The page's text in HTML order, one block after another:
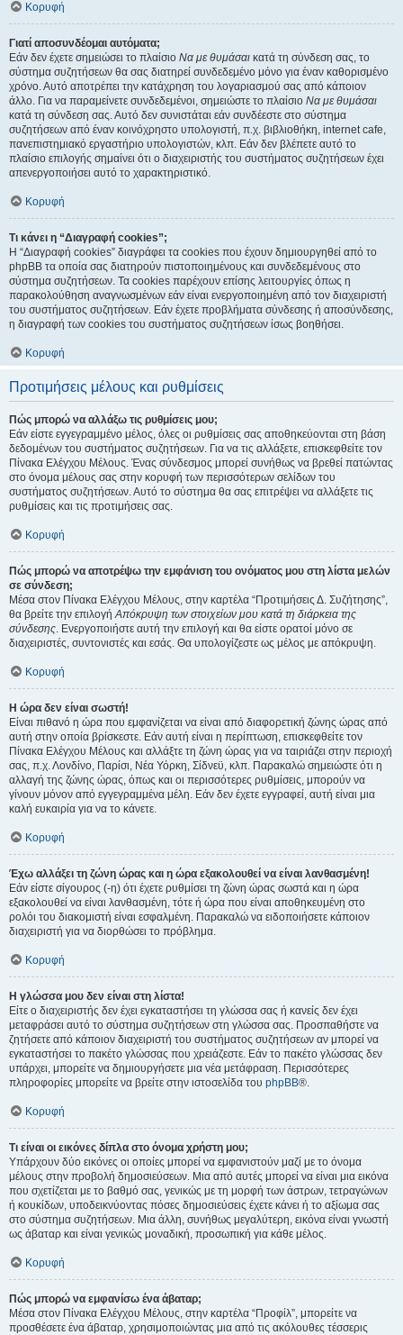
Κορυφή
Γιατί αποσυνδέομαι αυτόματα;
Εάν δεν έχετε σημειώσει το πλαίσιο Να με θυμάσαι κατά τη σύνδεση σας, το
σύστημα συζητήσεων θα σας διατηρεί συνδεδεμένο μόνο για έναν καθορισμένο
χρόνο. Αυτό αποτρέπει την κατάχρηση του λογαριασμού σας από κάποιον
άλλο. Για να παραμείνετε συνδεδεμένοι, σημειώστε το πλαίσιο Να με θυμάσαι
κατά τη σύνδεση σας. Αυτό δεν συνιστάται εάν συνδέεστε στο σύστημα
συζητήσεων από έναν κοινόχρηστο υπολογιστή, π.χ. βιβλιοθήκη, internet cafe,
πανεπιστημιακό εργαστήριο υπολογιστών, κλπ. Εάν δεν βλέπετε αυτό το
πλαίσιο επιλογής σημαίνει ότι ο διαχειριστής του συστήματος συζητήσεων έχει
απενεργοποιήσει αυτό το χαρακτηριστικό.
Κορυφή
Τι κάνει η “Διαγραφή cookies”;
Η “Διαγραφή cookies” διαγράφει τα cookies που έχουν δημιουργηθεί από το
phpBB τα οποία σας διατηρούν πιστοποιημένους και συνδεδεμένους στο
σύστημα συζητήσεων. Τα cookies παρέχουν επίσης λειτουργίες όπως η
παρακολούθηση αναγνωσμένων εάν είναι ενεργοποιημένη από τον διαχειριστή
του συστήματος συζητήσεων. Εάν έχετε προβλήματα σύνδεσης ή αποσύνδεσης,
η διαγραφή των cookies του συστήματος συζητήσεων ίσως βοηθήσει.
Κορυφή
Προτιμήσεις μέλους και ρυθμίσεις
Πώς μπορώ να αλλάξω τις ρυθμίσεις μου;
Εάν είστε εγγεγραμμένο μέλος, όλες οι ρυθμίσεις σας αποθηκεύονται στη βάση
δεδομένων του συστήματος συζητήσεων. Για να τις αλλάξετε, επισκεφθείτε τον
Πίνακα Ελέγχου Μέλους. Ένας σύνδεσμος μπορεί συνήθως να βρεθεί πατώντας
στο όνομα μέλους σας στην κορυφή των περισσότερων σελίδων του
συστήματος συζητήσεων. Αυτό το σύστημα θα σας επιτρέψει να αλλάξετε τις
ρυθμίσεις και τις προτιμήσεις σας.
Κορυφή
Πώς μπορώ να αποτρέψω την εμφάνιση του ονόματος μου στη λίστα μελών
σε σύνδεση;
Μέσα στον Πίνακα Ελέγχου Μέλους, στην καρτέλα “Προτιμήσεις Δ. Συζήτησης”,
θα βρείτε την επιλογήΑπόκρυψη των στοιχείων μου κατά τη διάρκεια της
σύνδεσης. Ενεργοποιήστε αυτή την επιλογή και θα είστε ορατοί μόνο σε
διαχειριστές, συντονιστές και εσάς. Θα υπολογίζεστε ως μέλος με απόκρυψη.
Κορυφή
Η ώρα δεν είναι σωστή!
Είναι πιθανό η ώρα που εμφανίζεται να είναι από διαφορετική ζώνης ώρας από
αυτή στην οποία βρίσκεστε. Εάν αυτή είναι η περίπτωση, επισκεφθείτε τον
Πίνακα Ελέγχου Μέλους και αλλάξτε τη ζώνη ώρας για να ταιριάζει στην περιοχή
σας, π.χ. Λονδίνο, Παρίσι, Νέα Υόρκη, Σίδνεϋ, κλπ. Παρακαλώ σημειώστε ότι η
αλλαγή της ζώνης ώρας, όπως και οι περισσότερες ρυθμίσεις, μπορούν να
γίνουν μόνον από εγγεγραμμένα μέλη. Εάν δεν έχετε εγγραφεί, αυτή είναι μια
καλή ευκαιρία για να το κάνετε.
Κορυφή
Έχω αλλάξει τη ζώνη ώρας και η ώρα εξακολουθεί να είναι λανθασμένη!
Εάν είστε σίγουρος (-η) ότι έχετε ρυθμίσει τη ζώνη ώρας σωστά και η ώρα
εξακολουθεί να είναι λανθασμένη, τότε ή ώρα που είναι αποθηκευμένη στο
ρολόι του διακομιστή είναι εσφαλμένη. Παρακαλώ να ειδοποιήσετε κάποιον
διαχειριστή για να διορθώσει το πρόβλημα.
Κορυφή
Η γλώσσα μου δεν είναι στη λίστα!
Είτε ο διαχειριστής δεν έχει εγκαταστήσει τη γλώσσα σας ή κανείς δεν έχει
μεταφράσει αυτό το σύστημα συζητήσεων στη γλώσσα σας. Προσπαθήστε να
ζητήσετε από κάποιον διαχειριστή του συστήματος συζητήσεων αν μπορεί να
εγκαταστήσει το πακέτο γλώσσας που χρειάζεστε. Εάν το πακέτο γλώσσας δεν
υπάρχει, μπορείτε να δημιουργήσετε μια νέα μετάφραση. Περισσότερες
πληροφορίες μπορείτε να βρείτε στην ιστοσελίδα του phpBB®.
Κορυφή
Τι είναι οι εικόνες δίπλα στο όνομα χρήστη μου;
Υπάρχουν δύο εικόνες οι οποίες μπορεί να εμφανιστούν μαζί με το όνομα
μέλους στην προβολή δημοσιεύσεων. Μια από αυτές μπορεί να είναι μια εικόνα
που σχετίζεται με το βαθμό σας, γενικώς με τη μορφή των άστρων, τετραγώνων
ή κουκίδων, υποδεικνύοντας πόσες δημοσιεύσεις έχετε κάνει ή το αξίωμα σας
στο σύστημα συζητήσεων. Μια άλλη, συνήθως μεγαλύτερη, εικόνα είναι γνωστή
ως άβαταρ και είναι γενικώς μοναδική, προσωπική για κάθε μέλος.
Κορυφή
Πώς μπορώ να εμφανίσω ένα άβαταρ;
Μέσα στον Πίνακα Ελέγχου Μέλους, στην καρτέλα “Προφίλ”, μπορείτε να
προσθέσετε ένα άβαταρ, χρησιμοποιώντας μια από τις ακόλουθες τέσσερις